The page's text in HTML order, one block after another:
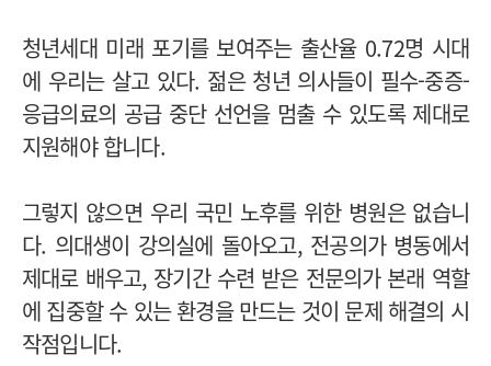
청년세대 미래 포기를 보여주는 출산율 0.72명 시대
에 우리는 살고 있다. 젊은 청년 의사들이 필수-중증-
응급의료의 공급 중단 선언을 멈출 수 있도록 제대로
지원해야 합니다.
그렇지 않으면 우리 국민 노후를 위한 병원은 없습니
다. 의대생이 강의실에 돌아오고, 전공의가 병동에서
제대로 배우고, 장기간 수련 받은 전문의가 본래 역할
에 집중할 수 있는 환경을 만드는 것이 문제 해결의 시
작점입니다.